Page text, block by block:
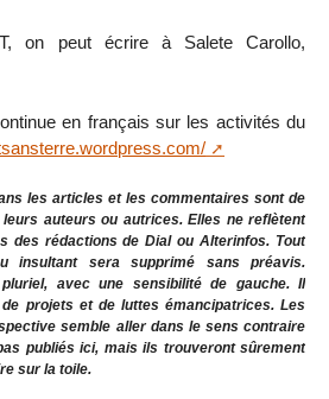
on peut écrire à Salete Carollo,
en français sur les activités du
les articles et les commentaires sont de
auteurs ou autrices. Elles ne reflètent
des rédactions de Dial ou Alterinfos. Tout
insultant sera supprimé sans préavis.
avec une sensibilité de gauche. Il
projets et de luttes émancipatrices. Les
semble aller dans le sens contraire
publiés ici, mais ils trouveront sûrement
sur la toile.